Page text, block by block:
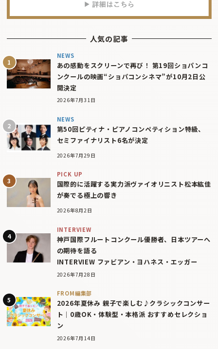
人気の記事
NEWS
あの感動をスクリーンで再び！ 第19回ショパンコ
ンクールの映画“ショパコンシネマ”が10月2日公
開決定
2026年7月31日
NEWS
第50回ピティナ・ピアノコンペティション特級、
セミファイナリスト6名が決定
2026年7月29日
PICK UP
国際的に活躍する実力派ヴァイオリニスト松本紘佳
が奏でる極上の響き
2026年8月2日
INTERVIEW
神戸国際フルートコンクール優勝者、日本ツアーへ
の期待を語る
INTERVIEW ファビアン・ヨハネス・エッガー
2026年7月28日
FROM編集部
2026年夏休み 親子で楽しむ♪クラシックコンサー
ト｜0歳OK・体験型・本格派 おすすめセレクショ
ン
2026年7月14日